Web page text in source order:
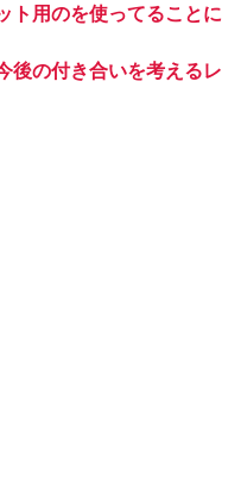
ト用のを使ってることに
後の付き合いを考えるレ